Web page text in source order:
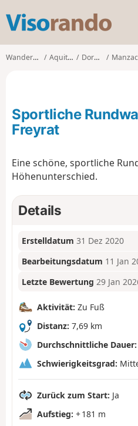
s
o
o
Wanderungen Aquitanien Dordogne Manzac-sur-
Sportliche
Freyrat
Eine schöne, sportliche
Höhenunterschied.
Details
Erstelldatum 31 Dez 2020
Bearbeitungsdatum 11 Jan
Letzte Bewertung 29 Jan
Aktivität: Zu Fuß
Distanz: 7,69 km
Durchschnittliche Dauer:
Schwierigkeitsgrad:
Zurück zum Start: Ja
Aufstieg: + 181 m